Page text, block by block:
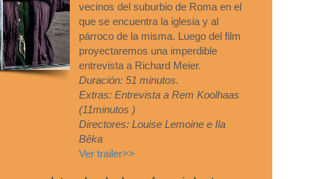
vecinos del suburbio de Roma en el
que se encuentra la iglesia y al
párroco de la misma. Luego del film
proyectaremos una imperdible
entrevista a Richard Meier.
Duración: 51 minutos.
Extras: Entrevista a Rem Koolhaas
(11minutos )
Directores: Louise Lemoine e Ila
Bêka
Ver trailer>>